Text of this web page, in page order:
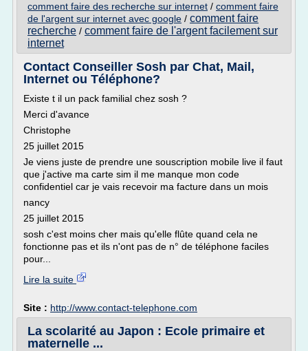
comment faire des recherche sur internet / comment faire
de l'argent sur internet avec google / comment faire
recherche / comment faire de l'argent facilement sur
internet
Contact Conseiller Sosh par Chat, Mail,
Internet ou Téléphone?
Existe t il un pack familial chez sosh ?
Merci d'avance
Christophe
25 juillet 2015
Je viens juste de prendre une souscription mobile live il faut
que j'active ma carte sim il me manque mon code
confidentiel car je vais recevoir ma facture dans un mois
nancy
25 juillet 2015
sosh c'est moins cher mais qu'elle flûte quand cela ne
fonctionne pas et ils n'ont pas de n° de téléphone faciles
pour...
Lire la suite
Site : http://www.contact-telephone.com
La scolarité au Japon : Ecole primaire et
maternelle ...